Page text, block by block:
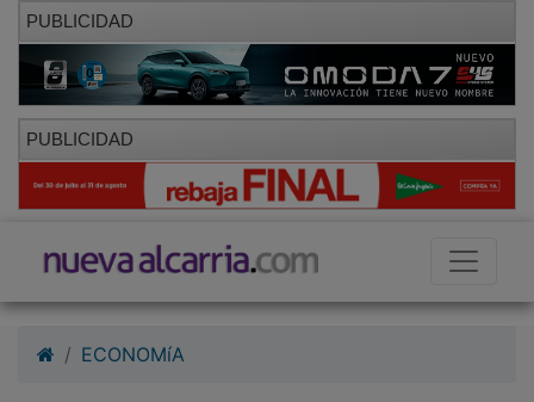
PUBLICIDAD
PUBLICIDAD